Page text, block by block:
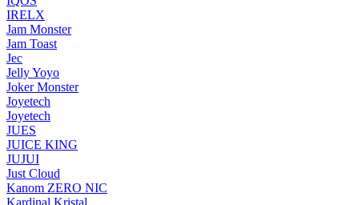
IRELX
Jam Monster
Jam Toast
Jec
Jelly Yoyo
Joker Monster
Joyetech
Joyetech
JUES
JUICE KING
JUJUI
Just Cloud
Kanom ZERO NIC